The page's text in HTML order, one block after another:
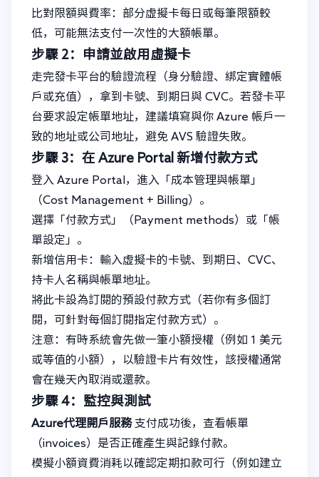
比對限額與費率：部分虛擬卡每日或每筆限額較
低，可能無法支付一次性的大額帳單。
步驟 2：申請並啟用虛擬卡
走完發卡平台的驗證流程（身分驗證、綁定實體帳
戶或充值），拿到卡號、到期日與 CVC。若發卡平
台要求設定帳單地址，建議填寫與你 Azure 帳戶一
致的地址或公司地址，避免 AVS 驗證失敗。
步驟 3：在 Azure Portal 新增付款方式
登入 Azure Portal，進入「成本管理與帳單」
（Cost Management + Billing）。
選擇「付款方式」（Payment methods）或「帳
單設定」。
新增信用卡：輸入虛擬卡的卡號、到期日、CVC、
持卡人名稱與帳單地址。
將此卡設為訂閱的預設付款方式（若你有多個訂
閱，可針對每個訂閱指定付款方式）。
注意：有時系統會先做一筆小額授權（例如 1 美元
或等值的小額），以驗證卡片有效性，該授權通常
會在幾天內取消或還款。
步驟 4：監控與測試
Azure代理開戶服務支付成功後，查看帳單
（invoices）是否正確產生與記錄付款。
模擬小額資費消耗以確認定期扣款可行（例如建立